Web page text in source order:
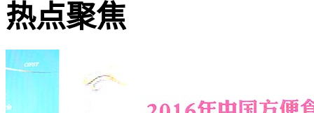
热点聚焦